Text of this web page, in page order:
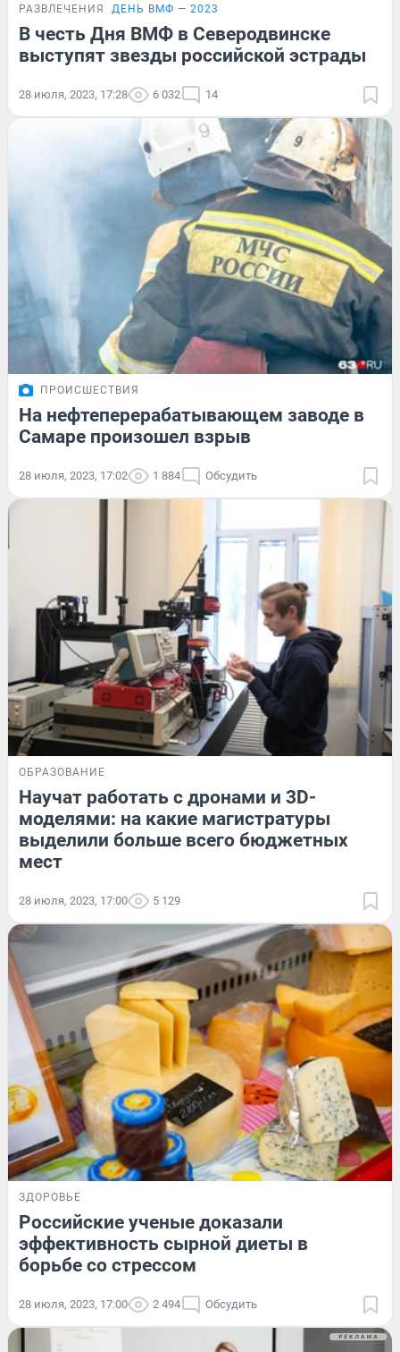
РАЗВЛЕЧЕНИЯ ДЕНЬ ВМФ — 2023
В честь Дня ВМФ в Северодвинске
выступят звезды российской эстрады
28 июля, 2023, 17:28 6 032 14
ПРОИСШЕСТВИЯ
На нефтеперерабатывающем заводе в
Самаре произошел взрыв
28 июля, 2023, 17:02 1 884 Обсудить
ОБРАЗОВАНИЕ
Научат работать с дронами и 3D-
моделями: на какие магистратуры
выделили больше всего бюджетных
мест
28 июля, 2023, 17:00 5 129
ЗДОРОВЬЕ
Российские ученые доказали
эффективность сырной диеты в
борьбе со стрессом
28 июля, 2023, 17:00 2 494 Обсудить